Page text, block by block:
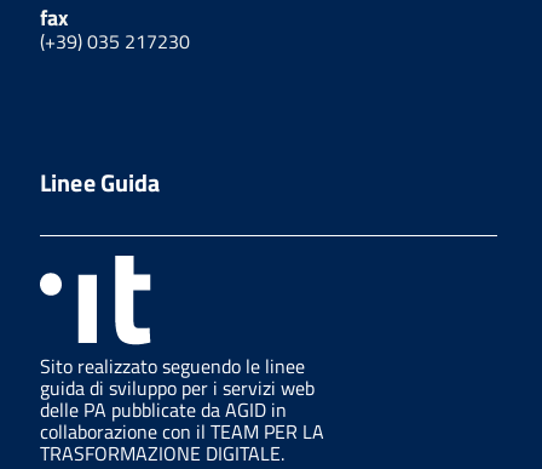
fax
(+39) 035 217230
Linee Guida
Sito realizzato seguendo le linee
guida di sviluppo per i servizi web
delle PA pubblicate da AGID in
collaborazione con il TEAM PER LA
TRASFORMAZIONE DIGITALE.